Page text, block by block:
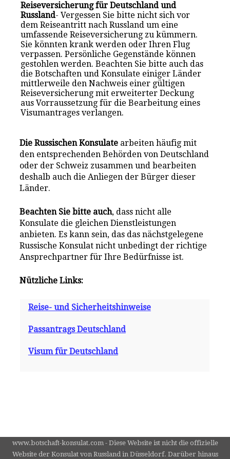
Reiseversicherung für Deutschland und
Russland- Vergessen Sie bitte nicht sich vor
dem Reiseantritt nach Russland um eine
umfassende Reiseversicherung zu kümmern.
Sie könnten krank werden oder Ihren Flug
verpassen. Persönliche Gegenstände können
gestohlen werden. Beachten Sie bitte auch das
die Botschaften und Konsulate einiger Länder
mittlerweile den Nachweis einer gültigen
Reiseversicherung mit erweiterter Deckung
aus Vorraussetzung für die Bearbeitung eines
Visumantrages verlangen.
Die Russischen Konsulate arbeiten häufig mit
den entsprechenden Behörden von Deutschland
oder der Schweiz zusammen und bearbeiten
deshalb auch die Anliegen der Bürger dieser
Länder.
Beachten Sie bitte auch, dass nicht alle
Konsulate die gleichen Dienstleistungen
anbieten. Es kann sein, das das nächstgelegene
Russische Konsulat nicht unbedingt der richtige
Ansprechpartner für Ihre Bedürfnisse ist.
Nützliche Links:
Reise- und Sicherheitshinweise
Passantrags Deutschland
Visum für Deutschland
www.botschaft-konsulat.com - Diese Website ist nicht die offizielle
Website der Konsulat von Russland in Düsseldorf. Darüber hinaus